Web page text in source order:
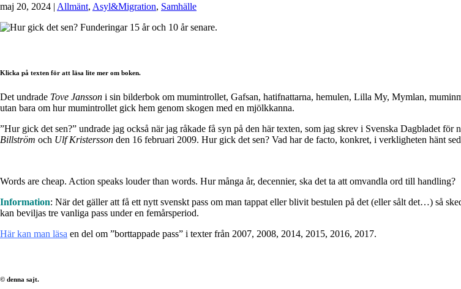
maj 20, 2024 | Allmänt, Asyl&Migration, Samhälle
Klicka på texten för att läsa lite mer om boken.
Det undrade Tove Jansson i sin bilderbok om mumintrollet, Gafsan, hatifnattarna, hemulen, Lilla My, Mymlan,
utan bara om hur mumintrollet gick hem genom skogen med en mjölkkanna.
”Hur gick det sen?” undrade jag också när jag råkade få syn på den här texten, som jag skrev i Svenska Dagbladet för
Billström och Ulf Kristersson den 16 februari 2009. Hur gick det sen? Vad har de facto, konkret, i verkligheten hänt
Words are cheap. Action speaks louder than words. Hur många år, decennier, ska det ta att omvandla ord till handling?
Information: När det gäller att få ett nytt svenskt pass om man tappat eller blivit bestulen på det (eller sålt det…) så
kan beviljas tre vanliga pass under en femårsperiod.
Här kan man läsa en del om ”borttappade pass” i texter från 2007, 2008, 2014, 2015, 2016, 2017.
© denna sajt.